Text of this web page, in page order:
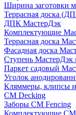
Ширина заготовки
Террасная доска
ДПК МастерДэк
Комплектующие
Террасная доска
Фасадная доска
Ступень МастерДэк
Паркет садовый
Уголок
Кляммеры, клипсы
CM Decking
Заборы CM Fencing
Комплектующие